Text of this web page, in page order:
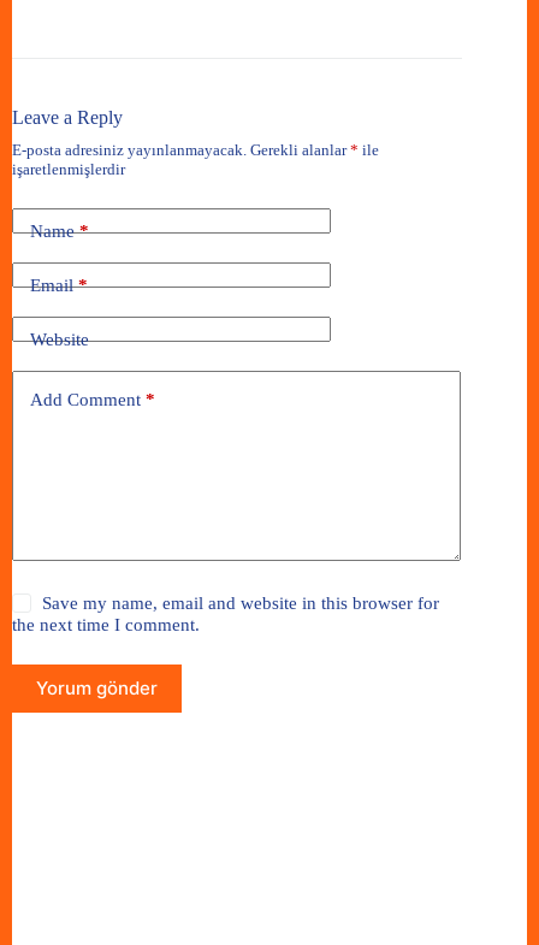
Leave a Reply
E-posta adresiniz yayınlanmayacak. Gerekli alanlar* ile
işaretlenmişlerdir
Name*
Email*
Website
Add Comment *
Save my name, email and website in this browser for
the next time I comment.
Yorum gönder